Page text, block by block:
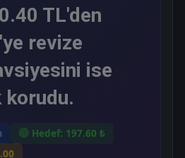
TL'den
revize
ise
korudu.
Hedef: 197.60 ₺